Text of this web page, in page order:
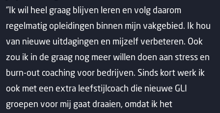
‘’Ik wil heel graag blijven leren en volg daarom
regelmatig opleidingen binnen mijn vakgebied. Ik hou
van nieuwe uitdagingen en mijzelf verbeteren. Ook
zou ik in de graag nog meer willen doen aan stress en
burn-out coaching voor bedrijven. Sinds kort werk ik
ook met een extra leefstijlcoach die nieuwe GLI
groepen voor mij gaat draaien, omdat ik het